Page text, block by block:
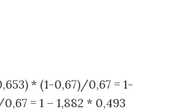
* (1-0,67)/0,67 = 1-
= 1 – 1,882 * 0,493